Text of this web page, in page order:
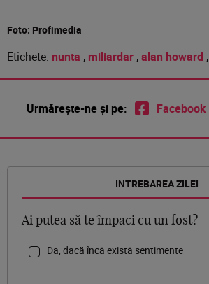
Foto: Profimedia
Etichete: nunta , miliardar,alan howard ,
Urmărește-ne și pe: Facebook
INTREBAREA ZILEI
Ai putea să te împaci cu un fost?
Da, dacă încă există sentimente